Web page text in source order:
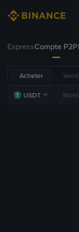
ExpressCompte P2P
Acheter
USDT